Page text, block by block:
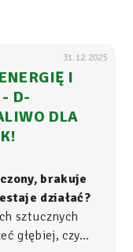
31.12.2025
I
- D-
DLA
brakuje
działać?
sztucznych
głębiej, czyli